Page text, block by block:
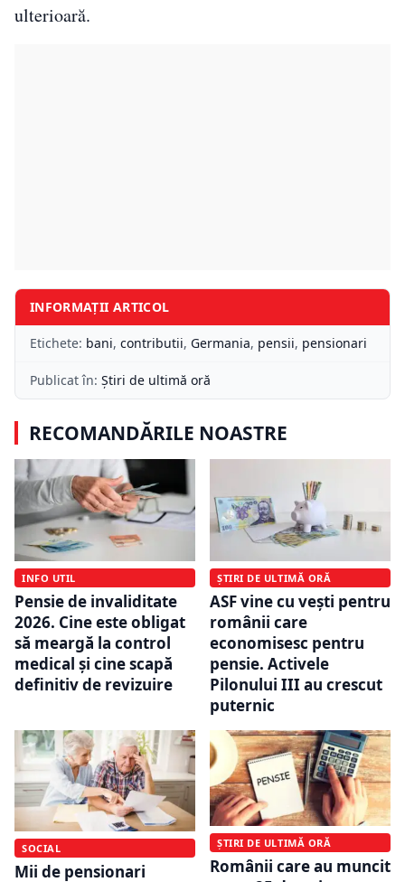
ulterioară.
INFORMAȚII ARTICOL
Etichete: bani, contributii, Germania, pensii, pensionari
Publicat în: Știri de ultimă oră
RECOMANDĂRILE NOASTRE
INFO UTIL
Pensie de invaliditate
2026. Cine este obligat
să meargă la control
medical și cine scapă
definitiv de revizuire
ȘTIRI DE ULTIMĂ ORĂ
ASF vine cu vești pentru
românii care
economisesc pentru
pensie. Activele
Pilonului III au crescut
puternic
SOCIAL
Mii de pensionari
ȘTIRI DE ULTIMĂ ORĂ
Românii care au muncit